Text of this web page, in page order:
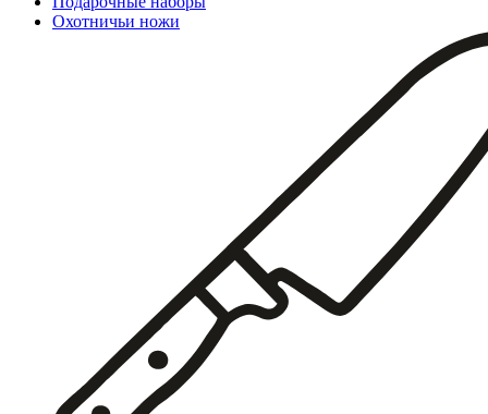
Охотничьи ножи